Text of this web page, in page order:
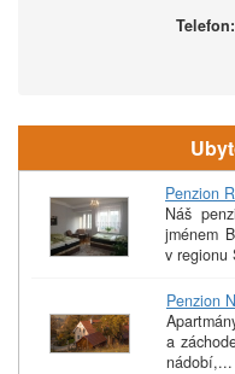
Telefon:
Penzion
Náš
jménem
v regionu
Penzion
a
nádobí,...